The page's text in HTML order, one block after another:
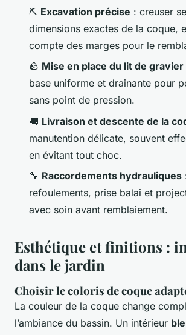
⛏️ Excavation précise : creuser
dimensions exactes de la coque,
compte des marges pour le
🪨 Mise en place du lit de gravier
base uniforme et drainante pour
sans point de pression.
🚚 Livraison et descente de la
manutention délicate, souvent
en évitant tout choc.
🔧 Raccordements hydrauliques
refoulements, prise balai et
avec soin avant remblaiement.
Esthétique et finitions :
dans le jardin
Choisir le coloris de coque
La couleur de la coque change
l’ambiance du bassin. Un intérieur